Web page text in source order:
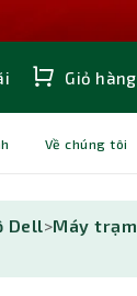
Giỏ hàng
Về chúng tôi
Dell>Máy trạm